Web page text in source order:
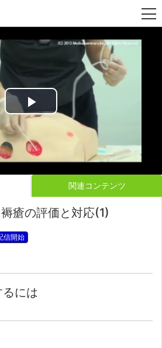
Play
Video
関連コンテンツ
瘡の評価と対応(1)
信開始
には